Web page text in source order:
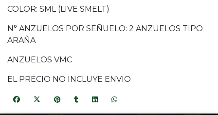
COLOR: SML (LIVE SMELT)
N° ANZUELOS POR SEÑUELO: 2 ANZUELOS TIPO
ARAÑA
ANZUELOS VMC
EL PRECIO NO INCLUYE ENVIO